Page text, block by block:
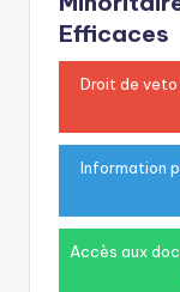
Efficaces
Droit de
Information
Accès aux